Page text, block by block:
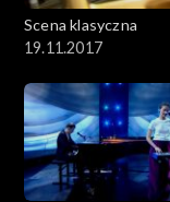
Scena klasyczna
19.11.2017